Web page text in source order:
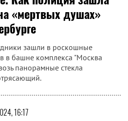
«мертвых душах»
зашли в роскошные
в башне комплекса "Москва
панорамные стекла
16:17